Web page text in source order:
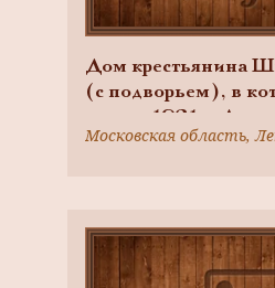
Дом крестьянина
(с подворьем), в
января 1921 г.
Ильич беседовал с